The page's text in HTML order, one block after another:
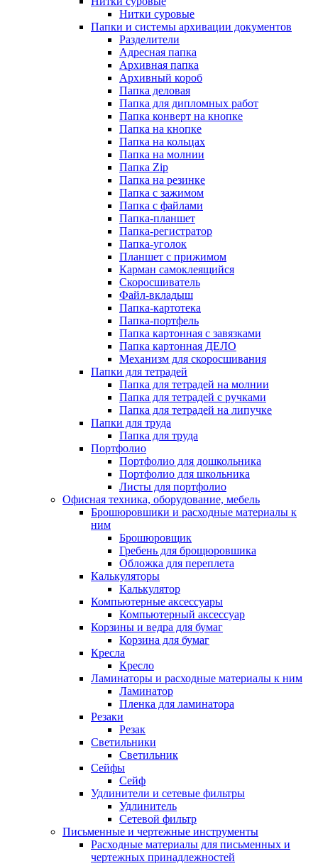
Нитки суровые
Папки и системы архивации документов
Разделители
Адресная папка
Архивная папка
Архивный короб
Папка деловая
Папка для дипломных работ
Папка конверт на кнопке
Папка на кнопке
Папка на кольцах
Папка на молнии
Папка Zip
Папка на резинке
Папка с зажимом
Папка с файлами
Папка-планшет
Папка-регистратор
Папка-уголок
Планшет с прижимом
Карман самоклеящийся
Скоросшиватель
Файл-вкладыш
Папка-картотека
Папка-портфель
Папка картонная с завязками
Папка картонная ДЕЛО
Механизм для скоросшивания
Папки для тетрадей
Папка для тетрадей на молнии
Папка для тетрадей с ручками
Папка для тетрадей на липучке
Папки для труда
Папка для труда
Портфолио
Портфолио для дошкольника
Портфолио для школьника
Листы для портфолио
Офисная техника, оборудование, мебель
Брошюровшики и расходные материалы к
ним
Брошюровщик
Гребень для брощюровшика
Обложка для переплета
Калькуляторы
Калькулятор
Компьютерные аксессуары
Компьютерный аксессуар
Корзины и ведра для бумаг
Корзина для бумаг
Кресла
Кресло
Ламинаторы и расходные материалы к ним
Ламинатор
Пленка для ламинатора
Резаки
Резак
Светильники
Светильник
Сейфы
Сейф
Удлинители и сетевые фильтры
Удлинитель
Сетевой фильтр
Письменные и чертежные инструменты
Расходные материалы для письменных и
чертежных принадлежностей